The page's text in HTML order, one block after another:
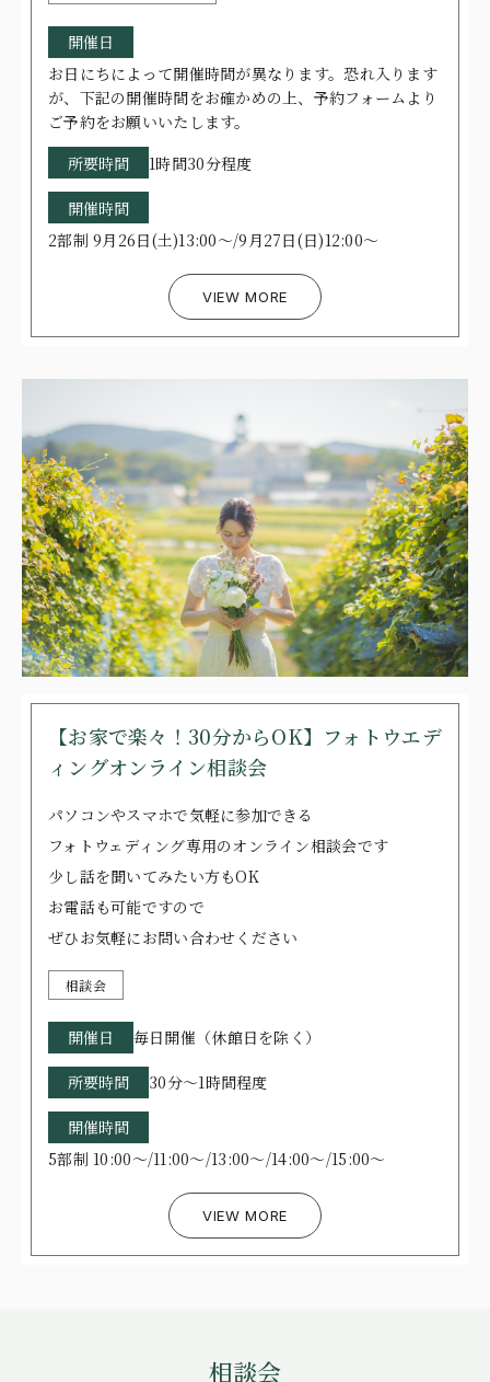
開催日
お日にちによって開催時間が異なります。恐れ入ります
が、下記の開催時間をお確かめの上、予約フォームより
ご予約をお願いいたします。
所要時間
1時間30分程度
開催時間
2部制 9月26日(土)13:00～/9月27日(日)12:00～
VIEW MORE
【お家で楽々！30分からOK】フォトウエデ
ィングオンライン相談会
パソコンやスマホで気軽に参加できる
フォトウェディング専用のオンライン相談会です
少し話を聞いてみたい方もOK
お電話も可能ですので
ぜひお気軽にお問い合わせください
相談会
開催日 毎日開催（休館日を除く）
所要時間 30分～1時間程度
開催時間
5部制 10:00～/11:00～/13:00～/14:00～/15:00～
VIEW MORE
相談会